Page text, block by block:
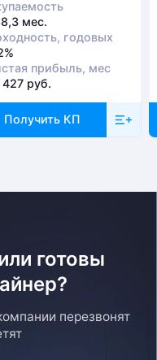
мес.
годовых
прибыль, мес
427 руб.
Получить КП
готовы
перезвонят